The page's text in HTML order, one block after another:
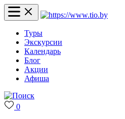
Туры
Экскурсии
Календарь
Блог
Акции
Афиша
0